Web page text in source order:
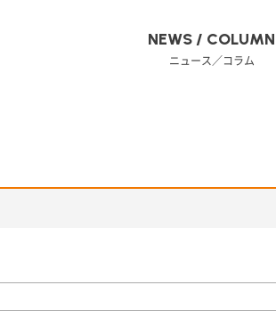
NEWS / COLUMN
ニュース／コラム